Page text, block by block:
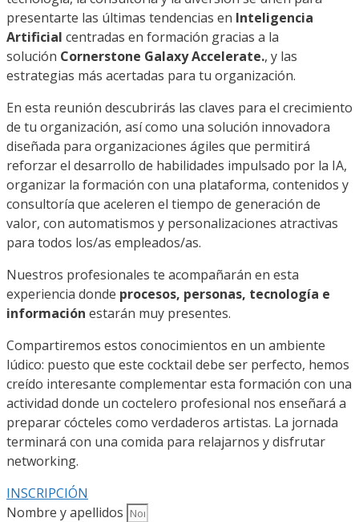
presentarte las últimas tendencias en Inteligencia
Artificial centradas en formación gracias a la
solución Cornerstone Galaxy Accelerate., y las
estrategias más acertadas para tu organización.
En esta reunión descubrirás las claves para el crecimiento
de tu organización, así como una solución innovadora
diseñada para organizaciones ágiles que permitirá
reforzar el desarrollo de habilidades impulsado por la IA,
organizar la formación con una plataforma, contenidos y
consultoría que aceleren el tiempo de generación de
valor, con automatismos y personalizaciones atractivas
para todos los/as empleados/as.
Nuestros profesionales te acompañarán en esta
experiencia donde procesos, personas, tecnología e
información estarán muy presentes.
Compartiremos estos conocimientos en un ambiente
lúdico: puesto que este cocktail debe ser perfecto, hemos
creído interesante complementar esta formación con una
actividad donde un coctelero profesional nos enseñará a
preparar cócteles como verdaderos artistas. La jornada
terminará con una comida para relajarnos y disfrutar
networking.
INSCRIPCIÓN
Nombre y apellidos